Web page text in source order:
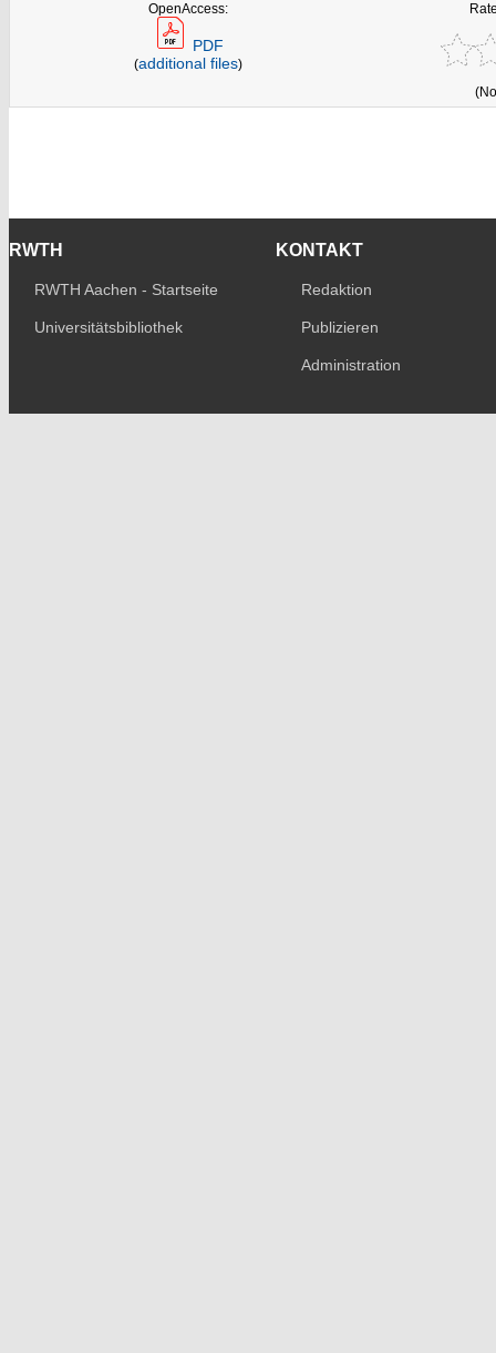
OpenAccess:
PDF
(additional files)
RWTH
RWTH Aachen - Startseite
Universitätsbibliothek
KONTAKT
Redaktion
Publizieren
Administration